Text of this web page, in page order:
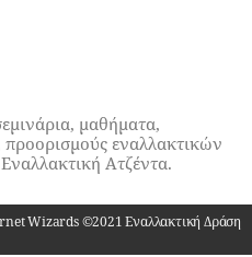
μαθήματα,
εναλλακτικών
Ατζέντα.
Wizards ©2021 Εναλλακτική Δράση